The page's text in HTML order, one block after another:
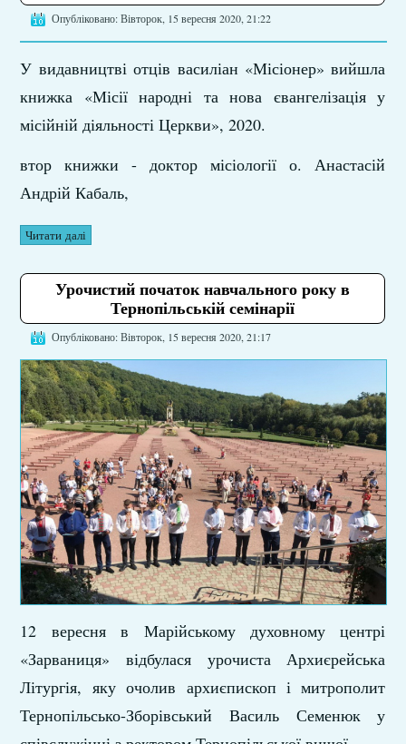
Опубліковано: Вівторок, 15 вересня 2020, 21:22
У видавництві отців василіан «Місіонер» вийшла
книжка «Місії народні та нова євангелізація у
місійній діяльності Церкви», 2020.
втор книжки - доктор місіології о. Анастасій
Андрій Кабаль,
Читати далі
Урочистий початок навчального року в
Тернопільській семінарії
Опубліковано: Вівторок, 15 вересня 2020, 21:17
12 вересня в Марійському духовному центрі
«Зарваниця» відбулася урочиста Архиєрейська
Літургія, яку очолив архиєпископ і митрополит
Тернопільсько-Зборівський Василь Семенюк у